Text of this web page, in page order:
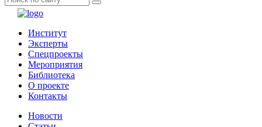
Институт
Эксперты
Спецпроекты
Мероприятия
Библиотека
О проекте
Контакты
Новости